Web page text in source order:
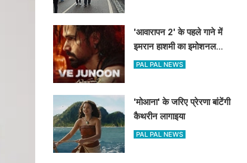
'आवारापन 2' के पहले गाने में
इमरान हाशमी का इमोशनल
अवतार
PAL PAL NEWS
'मोआना' के जरिए प्रेरणा बांटेंगी
कैथरीन लागाइया
PAL PAL NEWS